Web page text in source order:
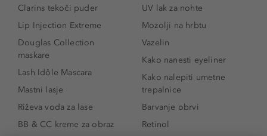
Clarins tekoči puder
Lip Injection Extreme
Douglas Collection
maskare
Lash Idôle Mascara
Mastni lasje
Riževa voda za lase
BB & CC kreme za obraz
UV lak za nohte
Mozolji na hrbtu
Vazelin
Kako nanesti eyeliner
Kako nalepiti umetne
trepalnice
Barvanje obrvi
Retinol